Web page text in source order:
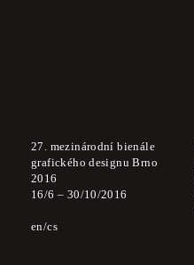
27. mezinárodní bienále
grafického designu Brno
2016
16/6 – 30/10/2016
en cs